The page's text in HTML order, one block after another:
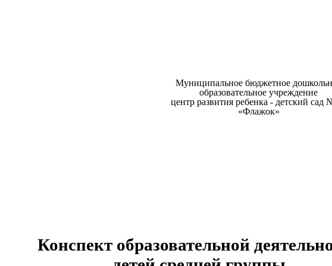
Муниципальное бюджетное
образовательное учреждение
центр развития ребенка - детский сад
«Флажок»
Конспект образовательной